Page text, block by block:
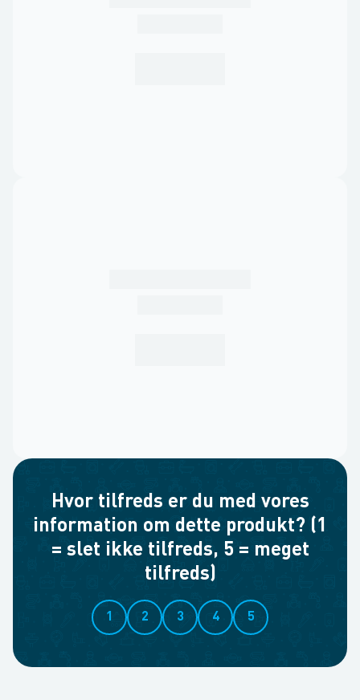
Hvor tilfreds er du med vores
information om dette produkt? (1
= slet ikke tilfreds, 5 = meget
tilfreds)
1 2 3 4 5